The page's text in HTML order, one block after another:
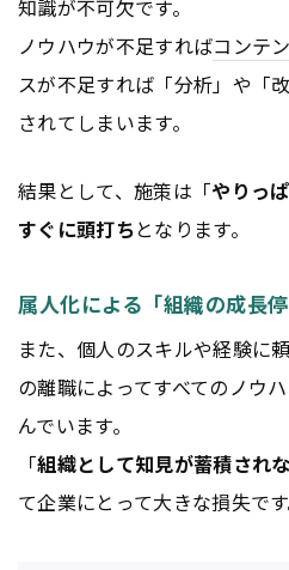
知識が不可欠です。
ノウハウが不足すればコンテ
スが不足すれば「分析」や「
されてしまいます。
結果として、施策は「やりっ
すぐに頭打ちとなります。
属人化による「組織の成長
また、個人のスキルや経験に
の離職によってすべてのノウ
んでいます。
「組織として知見が蓄積され
て企業にとって大きな損失です